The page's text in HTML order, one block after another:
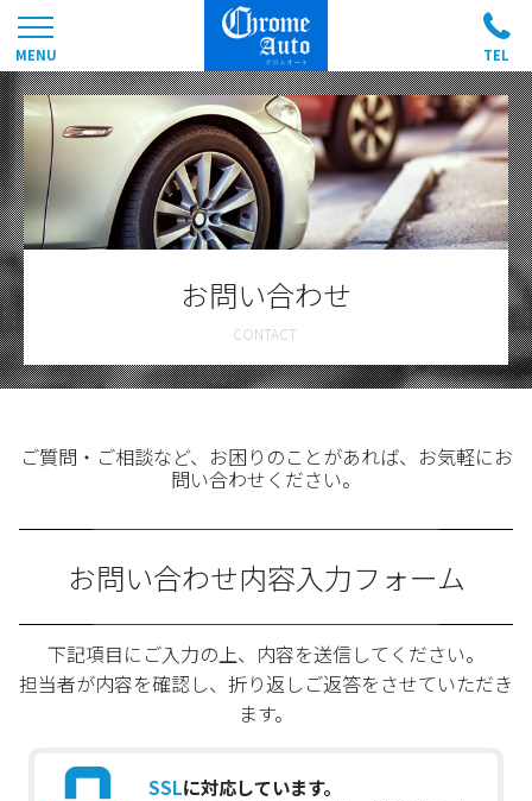
お問い合わせ
ご質問・ご相談など、お困りのことがあれば、お気軽にお
問い合わせください。
お問い合わせ内容入力フォーム
下記項目にご入力の上、内容を送信してください。
担当者が内容を確認し、折り返しご返答をさせていただき
ます。
SSLに対応しています。